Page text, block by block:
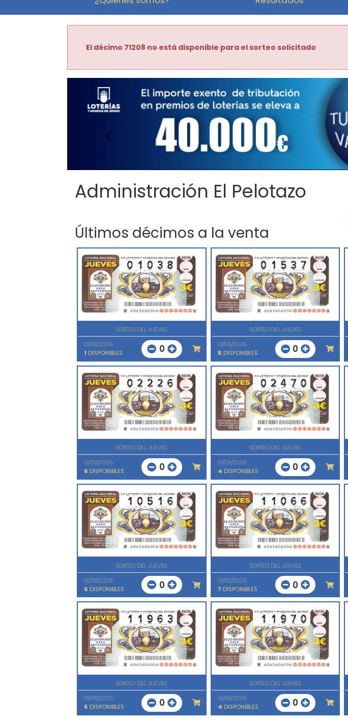
El décimo 71208 no está disponible para el sorteo solicitado
Imagen anterior
Administración El Pelotazo
Últimos décimos a la venta
SORTEO DEL JUEVES
13/08/2026
1 DISPONIBLES 0
SORTEO DEL JUEVES
13/08/2026
5 DISPONIBLES 0
SORTEO DEL JUEVES
13/08/2026
6 DISPONIBLES 0
SORTEO DEL JUEVES
13/08/2026
4 DISPONIBLES 0
SORTEO DEL JUEVES
13/08/2026
6 DISPONIBLES 0
SORTEO DEL JUEVES
13/08/2026
7 DISPONIBLES 0
SORTEO DEL JUEVES
13/08/2026
5 DISPONIBLES 0
SORTEO DEL JUEVES
13/08/2026
4 DISPONIBLES 0